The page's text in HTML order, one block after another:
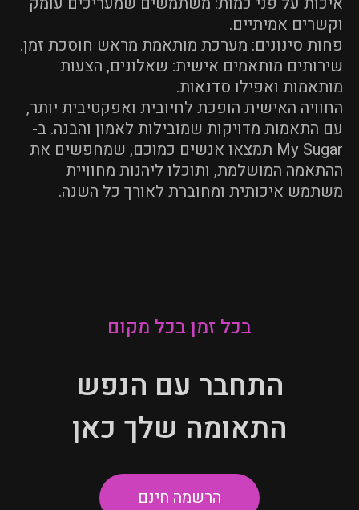
וקשרים אמיתיים.
פחות סינונים: מערכת מותאמת מראש חוסכת זמן.
שירותים מותאמים אישית: שאלונים, הצעות
מותאמות ואפילו סדנאות.
החוויה האישית הופכת לחיובית ואפקטיבית יותר,
עם התאמות מדויקות שמובילות לאמון והבנה. ב-
My Sugar תמצאו אנשים כמוכם, שמחפשים את
ההתאמה המושלמת, ותוכלו ליהנות מחוויית
משתמש איכותית ומחוברת לאורך כל השנה.
בכל זמן בכל מקום
התחבר עם הנפש
התאומה שלך כאן
הרשמה חינם